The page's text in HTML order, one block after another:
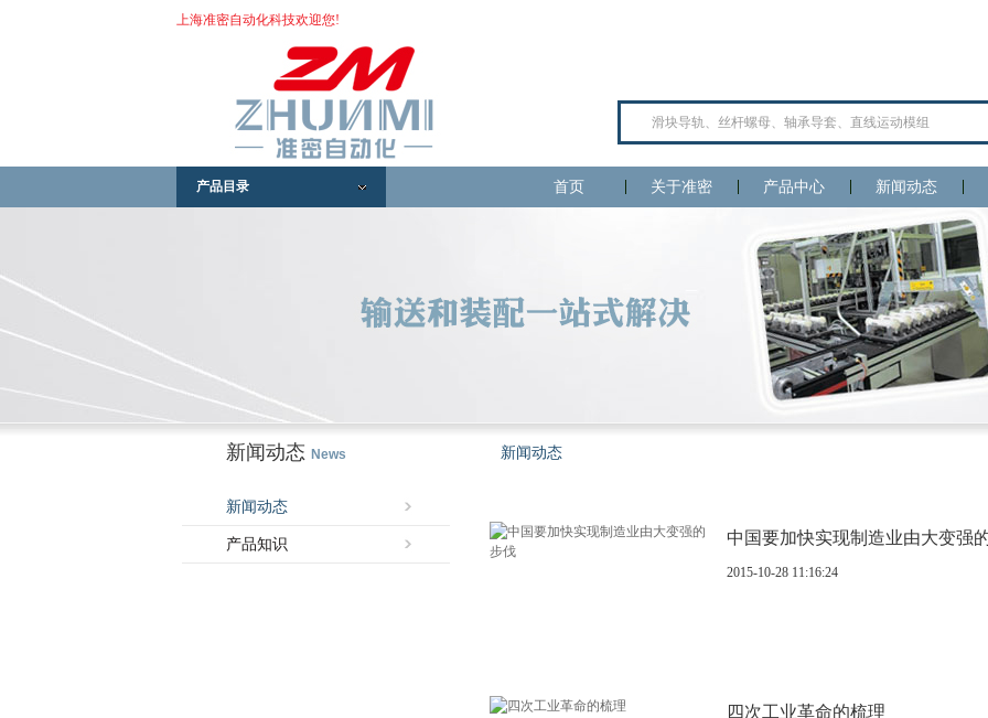
上海准密自动化科技欢迎您!
产品目录 首页 关于准密 产品中心 新闻动态
新闻动态 News
新闻动态
产品知识
新闻动态
中国要加快实现制造业由大变强
2015-10-28 11:16:24
四次工业革命的梳理